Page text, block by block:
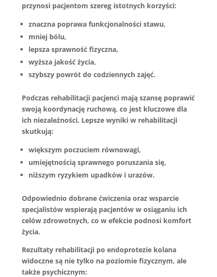
przynosi pacjentom szereg istotnych korzyści:
znaczna poprawa funkcjonalności stawu,
mniej bólu,
lepsza sprawność fizyczna,
wyższa jakość życia,
szybszy powrót do codziennych zajęć.
Podczas rehabilitacji pacjenci mają szansę poprawić
swoją koordynację ruchową, co jest kluczowe dla
ich niezależności. Lepsze wyniki w rehabilitacji
skutkują:
większym poczuciem równowagi,
umiejętnością sprawnego poruszania się,
niższym ryzykiem upadków i urazów.
Odpowiednio dobrane ćwiczenia oraz wsparcie
specjalistów wspierają pacjentów w osiąganiu ich
celów zdrowotnych, co w efekcie podnosi komfort
życia.
Rezultaty rehabilitacji po endoprotezie kolana
widoczne są nie tylko na poziomie fizycznym, ale
także psychicznym: